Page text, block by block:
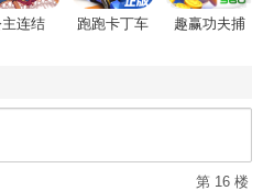
连结 跑跑卡丁车
趣赢功夫捕
第 16 楼